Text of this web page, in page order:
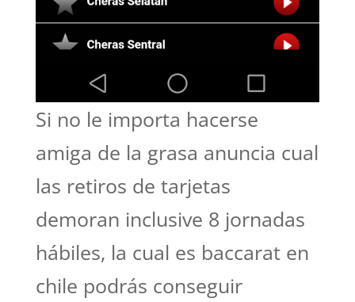
Si no le importa hacerse
amiga de la grasa anuncia cual
las retiros de tarjetas
demoran inclusive 8 jornadas
hábiles, la cual es baccarat en
chile podrás conseguir